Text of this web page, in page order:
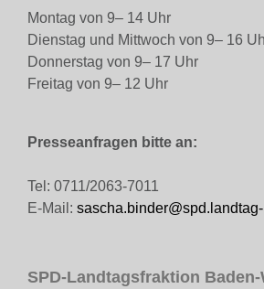
Montag von 9– 14 Uhr
Dienstag und Mittwoch von 9– 16
Donnerstag von 9– 17 Uhr
Freitag von 9– 12 Uhr
Presseanfragen bitte an:
Tel: 0711/2063-7011
E-Mail:
SPD-Landtagsfraktion